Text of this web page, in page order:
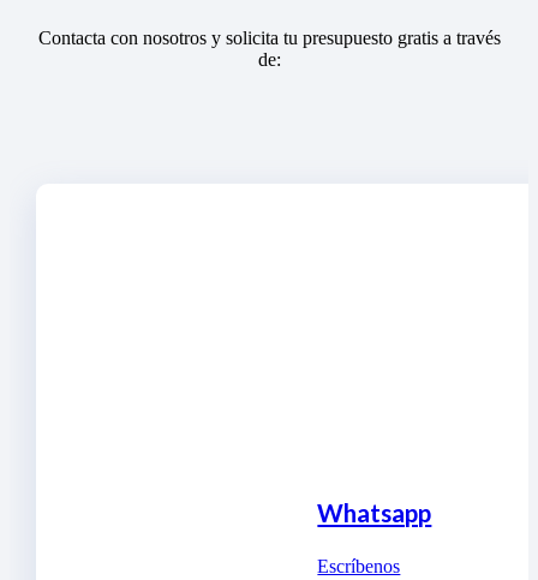
Contacta con nosotros y solicita tu presupuesto gratis a través
de:
Whatsapp
Escríbenos